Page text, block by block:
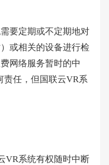
要定期或不定期地对
或相关的设备进行检
网络服务暂时的中
责任，但国联云VR系
VR系统有权随时中断